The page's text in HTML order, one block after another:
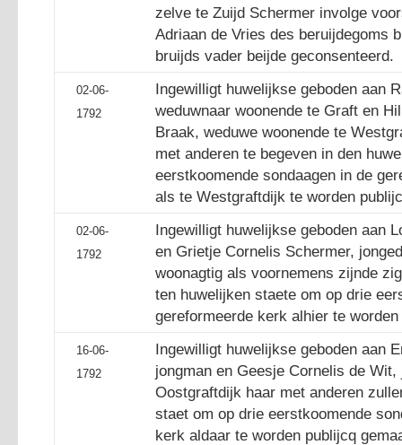
zelve te Zuijd Schermer involge
Adriaan de Vries des beruijdegoms
bruijds vader beijde geconsenteerd.
02-06-
1792
Ingewilligt huwelijkse geboden aan
weduwnaar woonende te Graft en
Braak, weduwe woonende te
met anderen te begeven in den
eerstkoomende sondaagen in de
als te Westgraftdijk te worden
02-06-
1792
Ingewilligt huwelijkse geboden aan
en Grietje Cornelis Schermer,
woonagtig als voornemens zijnde
ten huwelijken staete om op drie
gereformeerde kerk alhier te
16-06-
1792
Ingewilligt huwelijkse geboden aan
jongman en Geesje Cornelis de
Oostgraftdijk haar met anderen
staet om op drie eerstkoomende
kerk aldaar te worden publijcq